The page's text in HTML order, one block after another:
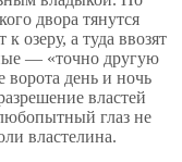
двора тянутся
озеру, а туда ввозят
— «точно другую
ворота день и ночь
властей
глаз не
властелина.